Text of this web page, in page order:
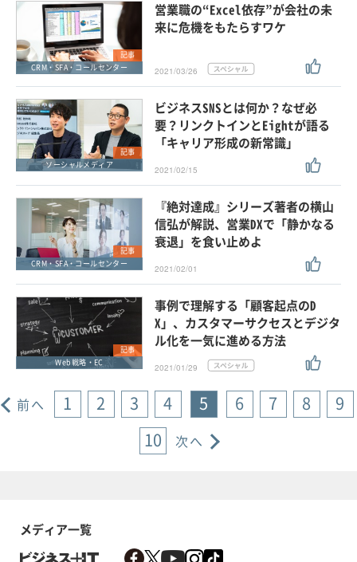
記事
CRM・SFA・コールセンター
営業職の“Excel依存”が会社の未
来に危機をもたらすワケ
2021/03/26
記事
ソーシャルメディア
ビジネスSNSとは何か？なぜ必
要？リンクトインとEightが語る
「キャリア形成の新常識」
2021/02/15
記事
CRM・SFA・コールセンター
『絶対達成』シリーズ著者の横山
信弘が解説、営業DXで「静かなる
衰退」を食い止めよ
2021/02/01
記事
Web戦略・EC
事例で理解する「顧客起点のD
X」、カスタマーサクセスとデジタ
ル化を一気に進める方法
2021/01/29
前へ 1 2 3 4 5 6 7 8
9
10
次へ
メディア一覧